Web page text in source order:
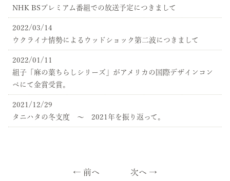
NHK BSプレミアム番組での放送予定につきまして
2022/03/14
ウクライナ情勢によるウッドショック第二波につきまして
2022/01/11
組子「麻の葉ちらしシリーズ」がアメリカの国際デザインコン
ペにて金賞受賞。
2021/12/29
タニハタの冬支度 ～ 2021年を振り返って。
← 前へ 次へ →